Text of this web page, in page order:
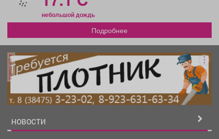
небольшой дождь
Подробнее
реклама
НОВОСТИ